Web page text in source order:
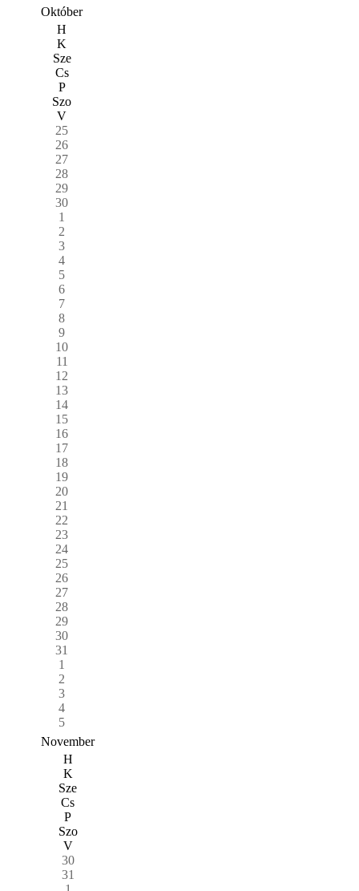
Október
H
K
Sze
Cs
P
Szo
V
25
26
27
28
29
30
1
2
3
4
5
6
7
8
9
10
11
12
13
14
15
16
17
18
19
20
21
22
23
24
25
26
27
28
29
30
31
1
2
3
4
5
November
H
K
Sze
Cs
P
Szo
V
30
31